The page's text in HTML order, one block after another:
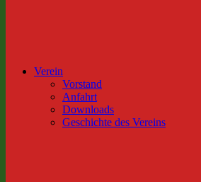
Verein
Vorstand
Anfahrt
Downloads
Geschichte des Vereins